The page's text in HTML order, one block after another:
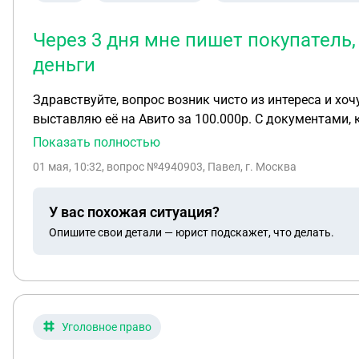
Через 3 дня мне пишет
деньги
Здравствуйте, вопрос возник чисто из интереса и хочу услышать мнение на этот счёт. У меня
выставляю её на Авито за 100.000р. С документами,
покупателя при получении есть 15 минут на осмотр,
купить такую же реплику сумки на китайском
подменили и я отправлял не эту, а оригинальную сумку, а это реплика. 2. Если рассмотреть ситуацию со стороны
100.000р. По виду она, как оригинал, с
суд рассматривает такие ситуации. Или все
Показать полностью
01 мая, 10:32, вопрос №4940903, Павел, г. Москва
У вас похожая ситуация?
Опишите свои детали — юрист подскажет, что делать.
Уголовное право